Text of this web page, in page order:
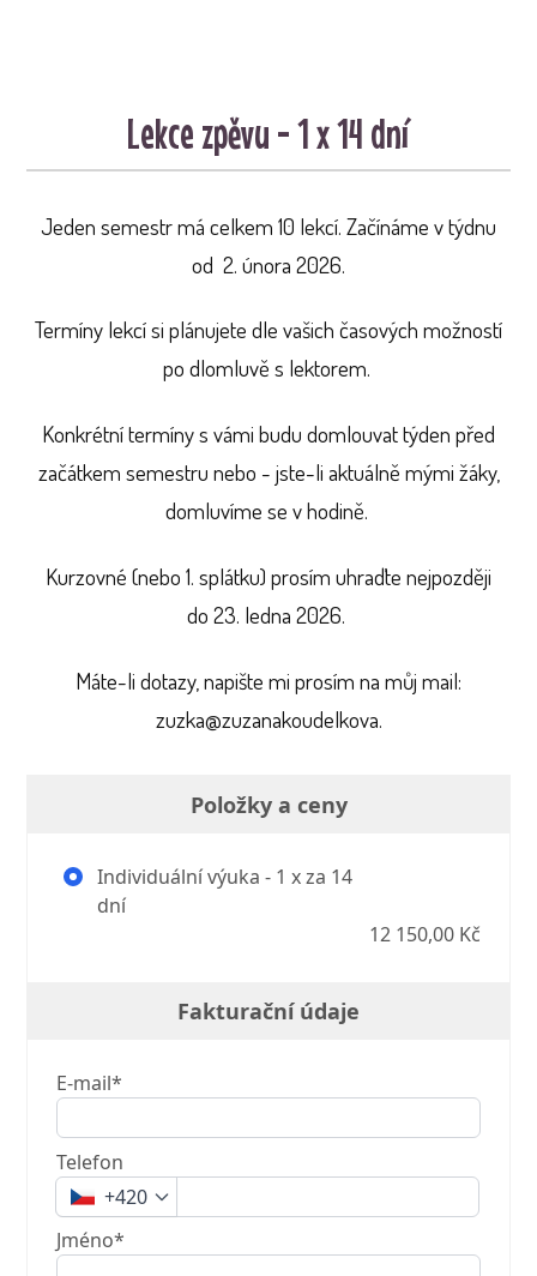
Lekce zpěvu - 1 x 14 dní
Jeden semestr má celkem 10 lekcí. Začínáme v týdnu
od 2. února 2026.
Termíny lekcí si plánujete dle vašich časových možností
po dlomluvě s lektorem.
Konkrétní termíny s vámi budu domlouvat týden před
začátkem semestru nebo - jste-li aktuálně mými žáky,
domluvíme se v hodině.
Kurzovné (nebo 1. splátku) prosím uhraďte nejpozději
do 23. ledna 2026.
Máte-li dotazy, napište mi prosím na můj mail:
zuzka@zuzanakoudelkova.
Položky a ceny
Individuální výuka - 1 x za 14
dní
12 150,00 Kč
Fakturační údaje
E-mail*
Telefon
+420
Jméno*